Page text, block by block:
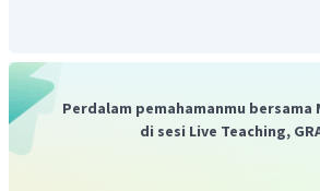
Perdalam pemahamanmu bersama
di sesi Live Teaching,